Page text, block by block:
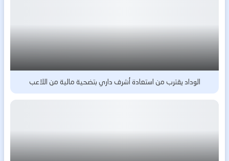
الوداد يقترب من استعادة أشرف داري بتضحية مالية من اللاعب